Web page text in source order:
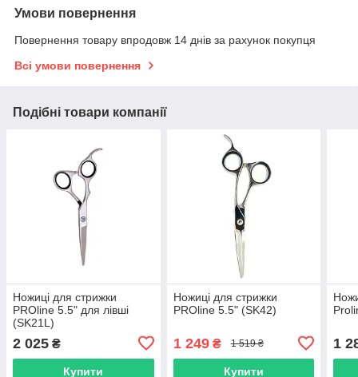
Умови повернення
Повернення товару впродовж 14 днів за рахунок покупця
Всі умови повернення
Подібні товари компанії
Ножиці для стрижки
PROline 5.5" для лівші
(SK21L)
2 025 ₴
Купити
Ножиці для стрижки
PROline 5.5" (SK42)
1 249₴ 1 519 ₴
Купити
1